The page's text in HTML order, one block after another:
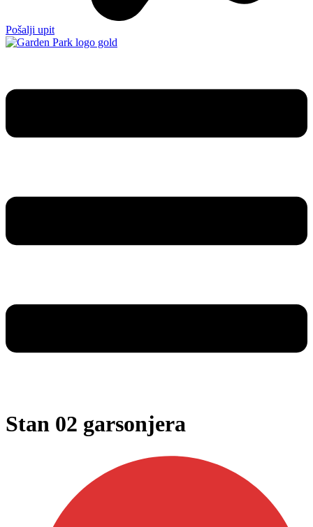
Pošalji upit
Stan 02 garsonjera